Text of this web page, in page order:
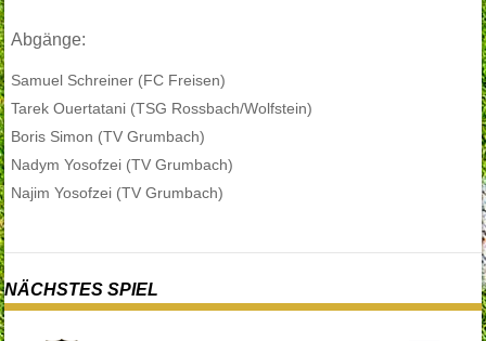
Abgänge:
Samuel Schreiner (FC Freisen)
Tarek Ouertatani (TSG Rossbach/Wolfstein)
Boris Simon (TV Grumbach)
Nadym Yosofzei (TV Grumbach)
Najim Yosofzei (TV Grumbach)
NÄCHSTES SPIEL